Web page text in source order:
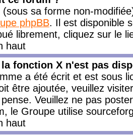
(sous sa forme non-
phpBB. Il est disponible
librement, cliquez sur le
haut
fonction X n'est pas
a été écrit et est sous
être ajoutée, veuillez
Veuillez ne pas
le Groupe utilise
haut